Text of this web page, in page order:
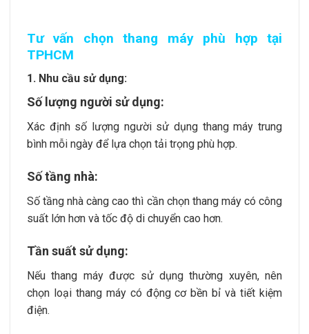
Tư vấn chọn thang máy phù hợp tại
TPHCM
1. Nhu cầu sử dụng:
Số lượng người sử dụng:
Xác định số lượng người sử dụng thang máy trung
bình mỗi ngày để lựa chọn tải trọng phù hợp.
Số tầng nhà:
Số tầng nhà càng cao thì cần chọn thang máy có công
suất lớn hơn và tốc độ di chuyển cao hơn.
Tần suất sử dụng:
Nếu thang máy được sử dụng thường xuyên, nên
chọn loại thang máy có động cơ bền bỉ và tiết kiệm
điện.